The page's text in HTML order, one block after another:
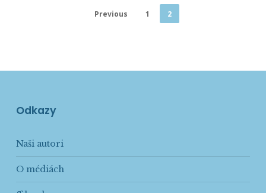
Previous 1 2
Odkazy
Naši autori
O médiách